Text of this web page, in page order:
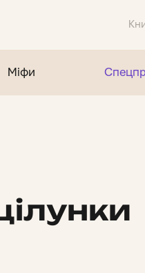
Міфи